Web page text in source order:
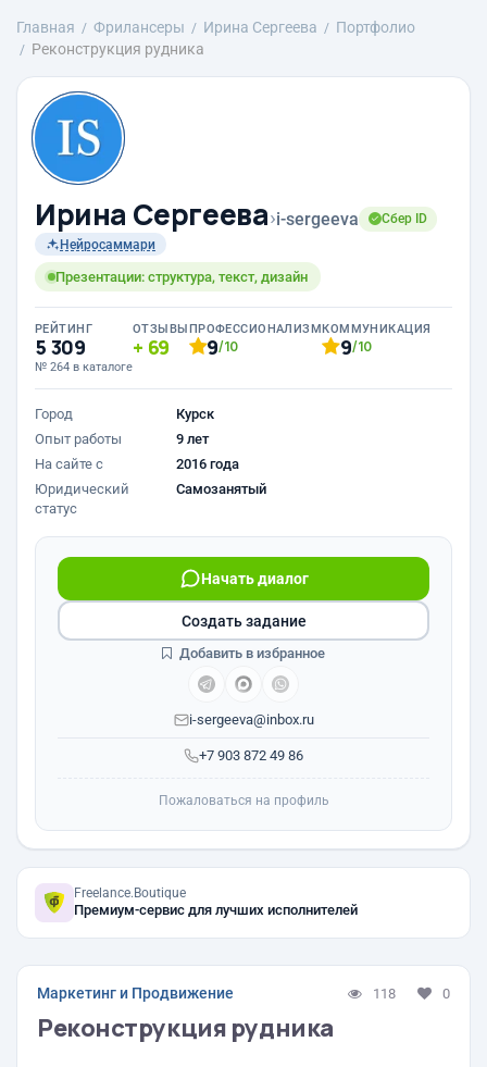
Главная Фрилансеры Ирина Сергеева
Портфолио
Реконструкция рудника
Ирина Сергеева›i-sergeeva
Сбер ID
Нейросаммари
Презентации: структура, текст, дизайн
РЕЙТИНГ
5 309
№ 264 в каталоге
ОТЗЫВЫ
69
ПРОФЕССИОНАЛИЗМ
9/10
КОММУНИКАЦИЯ
9/10
Город
Курск
Опыт работы
9 лет
На сайте с
2016 года
Юридический
статус
Самозанятый
+7 903 872 49 86
Начать диалог
i-sergeeva@inbox.ru
Создать задание
Добавить в избранное
Пожаловаться на профиль
Freelance.Boutique
Премиум-сервис для лучших исполнителей
Маркетинг и Продвижение 118 0
Реконструкция рудника